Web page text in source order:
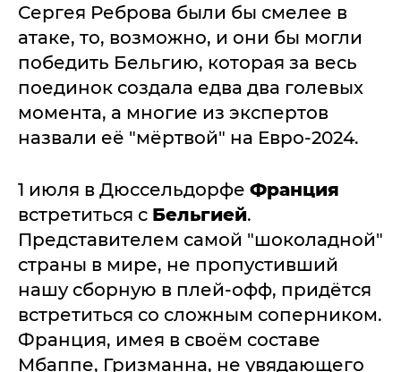
Сергея Реброва были бы смелее в
атаке, то, возможно, и они бы могли
победить Бельгию, которая за весь
поединок создала едва два голевых
момента, а многие из экспертов
назвали её "мёртвой" на Евро-2024.
1 июля в Дюссельдорфе Франция
встретиться с Бельгией.
Представителем самой "шоколадной"
страны в мире, не пропустивший
нашу сборную в плей-офф, придётся
встретиться со сложным соперником.
Франция, имея в своём составе
Мбаппе, Гризманна, не увядающего